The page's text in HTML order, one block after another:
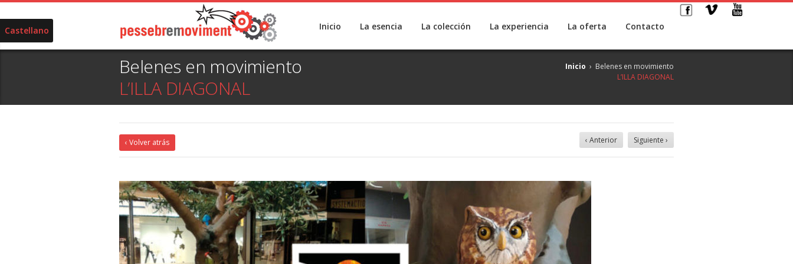
Castellano Inicio La esencia La colección La experiencia La oferta Contacto
Belenes en movimiento
L’ILLA DIAGONAL
Inicio › Belenes en movimiento
L’ILLA DIAGONAL
‹ Volver atrás ‹ Anterior Siguiente ›